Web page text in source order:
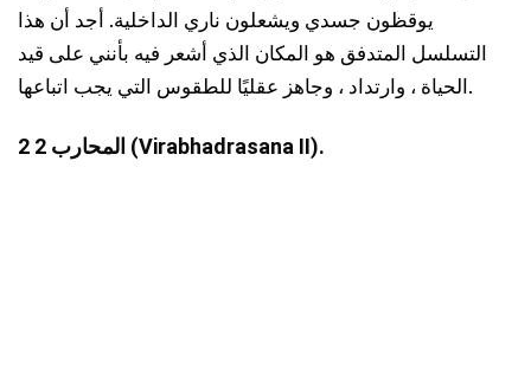
يوقظون جسدي ويشعلون ناري الداخلية. أجد أن هذا
التسلسل المتدفق هو المكان الذي أشعر فيه بأنني على قيد
الحياة ، وارتداد ، وجاهز عقليًا للطقوس التي يجب اتباعها.
2 المحارب 2 (Virabhadrasana II).